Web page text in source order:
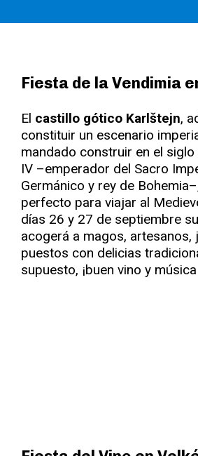
Fiesta de la Vendimia
El castillo gótico Karlštejn,
constituir un escenario
mandado construir en el
IV –emperador del Sacro
Germánico y rey de
perfecto para viajar al
días 26 y 27 de septiembre
acogerá a magos, artesanos,
puestos con delicias
supuesto, ¡buen vino y